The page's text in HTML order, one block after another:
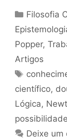
Filosofia
Popper,
Artigos
Tags
científico,
Lógica,
possibilidade
Deixe um